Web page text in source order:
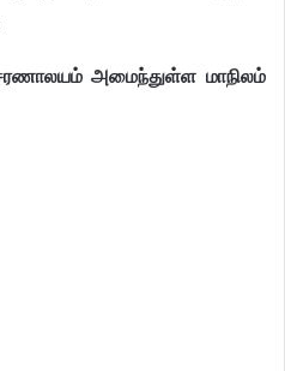
அமைந்துள்ள மாநிலம்